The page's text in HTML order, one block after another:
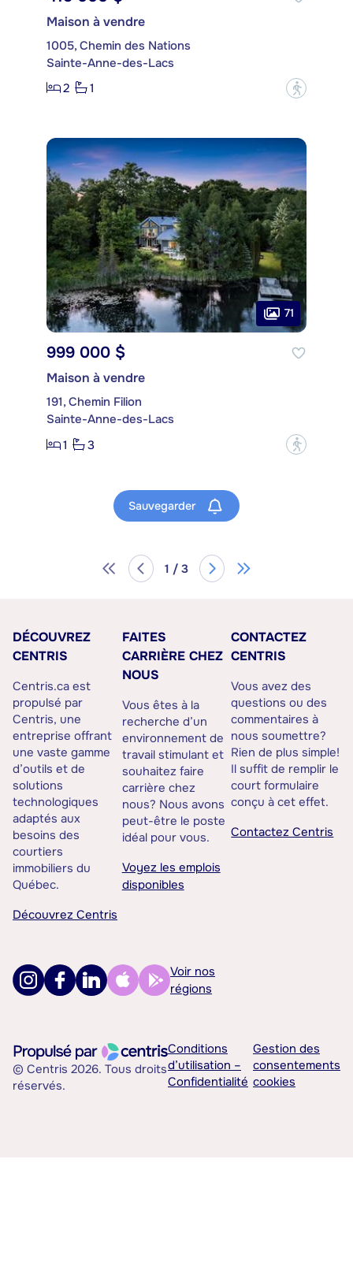
Maison à vendre
1005, Chemin des Nations
Sainte-Anne-des-Lacs
2
1 ?
71
999 000 $
Maison à vendre
191, Chemin Filion
Sainte-Anne-des-Lacs
1
3 ?
Sauvegarder
1 / 3
DÉCOUVREZ
CENTRIS
Centris.ca est
propulsé par
Centris, une
entreprise offrant
une vaste gamme
d’outils et de
solutions
technologiques
adaptés aux
besoins des
courtiers
immobiliers du
Québec.
Découvrez Centris
FAITES
CARRIÈRE CHEZ
NOUS
Vous êtes à la
recherche d’un
environnement de
travail stimulant et
souhaitez faire
carrière chez
nous? Nous avons
peut-être le poste
idéal pour vous.
Voyez les emplois
disponibles
CONTACTEZ
CENTRIS
Vous avez des
questions ou des
commentaires à
nous soumettre?
Rien de plus simple!
Il suffit de remplir le
court formulaire
conçu à cet effet.
Contactez Centris
Voir nos
régions
© Centris 2026. Tous droits
réservés.
Conditions
d’utilisation –
Confidentialité
Gestion des
consentements
cookies